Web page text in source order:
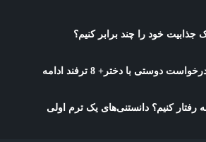
جذابیت خود را چند برابر کنیم؟
رفتار کنیم؟ دانستنی‌های یک ترم اولی